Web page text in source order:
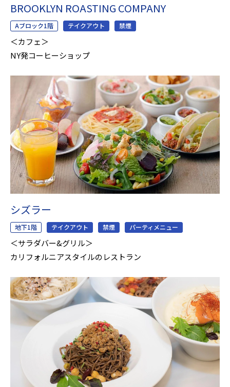
BROOKLYN ROASTING COMPANY
Aブロック1階 テイクアウト 禁煙
＜カフェ＞
NY発コーヒーショップ
シズラー
地下1階 テイクアウト 禁煙 パーティメニュー
＜サラダバー&グリル＞
カリフォルニアスタイルのレストラン